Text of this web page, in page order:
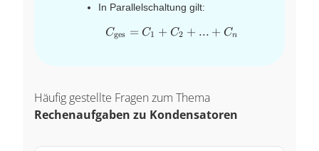
In Parallelschaltung gilt:
C_{\text{ges}}=
Cges = C1 + C2 + ... + Cn
Häufig gestellte Fragen zum Thema
Rechenaufgaben zu Kondensatoren